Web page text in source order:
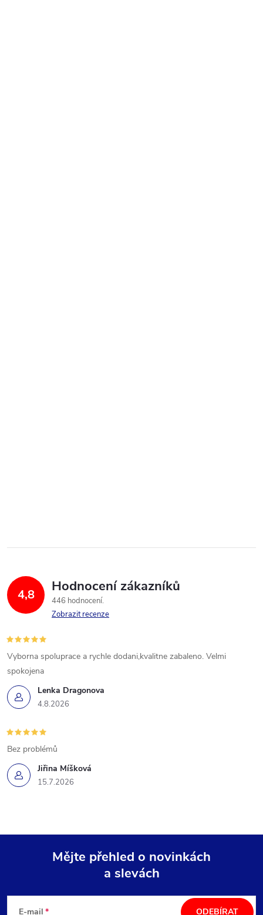
4,8 Hodnocení zákazníků
446 hodnocení
Zobrazit recenze
Lenka Dragonova
4.8.2026
Vyborna spoluprace a rychle dodani,kvalitne zabaleno. Velmi
spokojena
Jiřina Míšková
15.7.2026
Bez problémů
Mějte přehled o novinkách
a slevách
E-mail ODEBÍRAT